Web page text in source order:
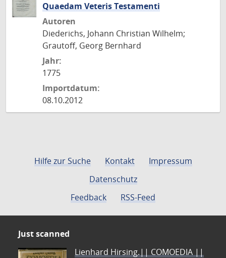
Quaedam Veteris Testamenti
Autoren
Diederichs, Johann Christian Wilhelm;
Grautoff, Georg Bernhard
Jahr:
1775
Importdatum:
08.10.2012
Hilfe zur Suche Kontakt
Impressum
Datenschutz
Feedback
RSS-Feed
Just scanned
Lienhard Hirsing.|| COMOEDIA ||